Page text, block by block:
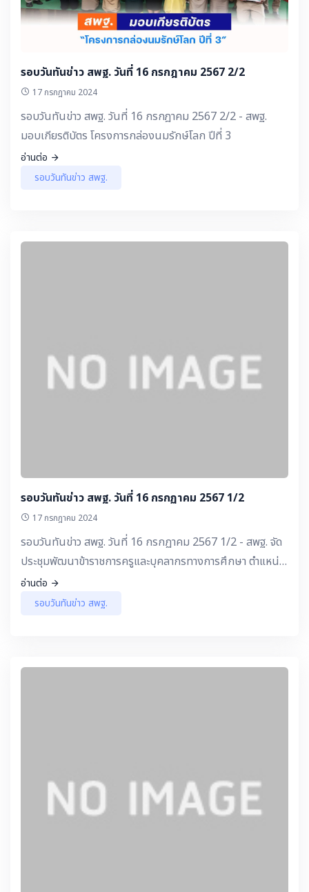
รอบวันทันข่าว สพฐ. วันที่ 16 กรกฎาคม 2567 2/2
17 กรกฎาคม 2024
รอบวันทันข่าว สพฐ. วันที่ 16 กรกฎาคม 2567 2/2 - สพฐ.
มอบเกียรติบัตร โครงการกล่องนมรักษ์โลก ปีที่ 3
อ่านต่อ
รอบวันทันข่าว สพฐ.
รอบวันทันข่าว สพฐ. วันที่ 16 กรกฏาคม 2567 1/2
17 กรกฎาคม 2024
รอบวันทันข่าว สพฐ. วันที่ 16 กรกฏาคม 2567 1/2 - สพฐ. จัด
ประชุมพัฒนาข้าราชการครูและบุคลากรทางการศึกษา ตำแหน่ง
ผู้บริหารสถานศึกษา
อ่านต่อ
รอบวันทันข่าว สพฐ.